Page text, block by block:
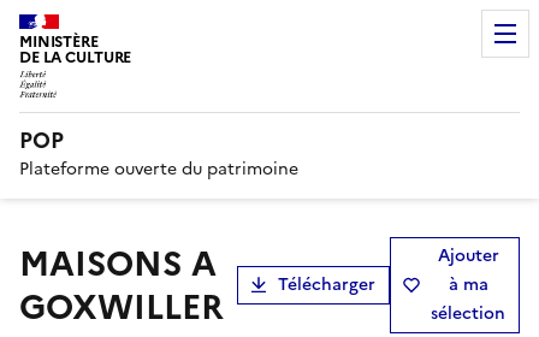
MINISTÈRE
DE LA CULTURE
POP
Plateforme ouverte du patrimoine
MAISONS A
GOXWILLER
Télécharger
Ajouter
à ma
sélection